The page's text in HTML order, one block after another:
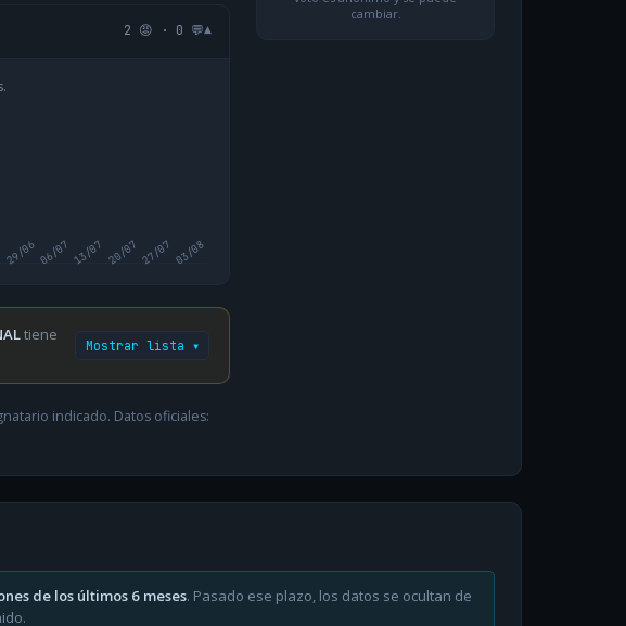
2 😡 · 0 💬▾
29/0606/07 13/07 20/07 27/07 03/08
tiene
Mostrar lista ▾
indicado. Datos oficiales:
cambiar.
de los últimos 6 meses. Pasado ese plazo, los datos se ocultan de